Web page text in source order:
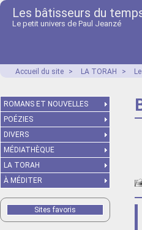
Les bâtisseurs du
Le petit univers de Paul Jeanzé
Accueil du site > LA TORAH >
ROMANS ET NOUVELLES
POÉZIES
DIVERS
MÉDIATHÈQUE
LA TORAH
À MÉDITER
Sites favoris